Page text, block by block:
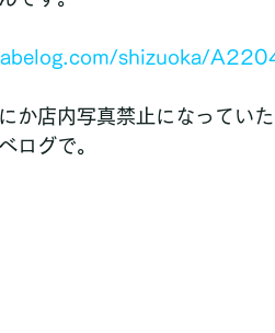
shizuoka/
か店内写真禁止になってい
ログで。